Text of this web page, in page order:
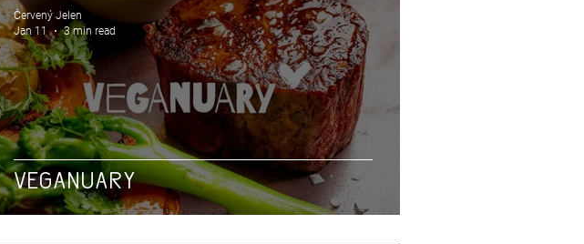
VEGANUARY
Červený Jelen
Jan 11
3 min read